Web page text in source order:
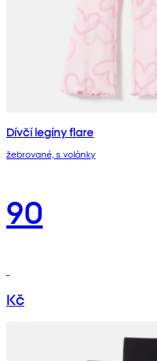
Dívčí legíny flare
žebrované, s volánky
90
Kč